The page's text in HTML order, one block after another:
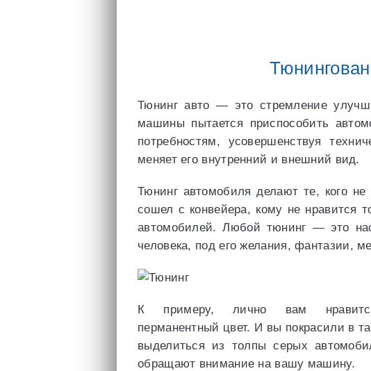
Тюнинг авто — это стремление
машины пытается приспособить
потребностям, усовершенствуя
меняет его внутренний и внешний вид.
Тюнинг автомобиля делают те, кого не
сошел с конвейера, кому не нравится
автомобилей. Любой тюнинг — это
человека, под его желания, фантазии,
К примеру, лично вам
перманентный цвет. И вы покрасили в
выделиться из толпы серых
обращают внимание на вашу машину.